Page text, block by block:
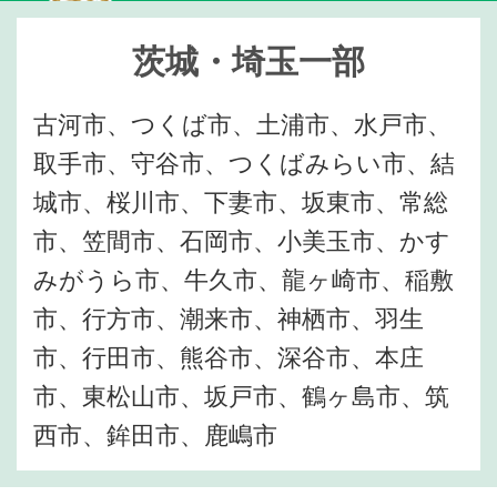
茨城・埼玉一部
古河市、つくば市、土浦市、水戸市、
取手市、守谷市、つくばみらい市、結
城市、桜川市、下妻市、坂東市、常総
市、笠間市、石岡市、小美玉市、かす
みがうら市、牛久市、龍ヶ崎市、稲敷
市、行方市、潮来市、神栖市、羽生
市、行田市、熊谷市、深谷市、本庄
市、東松山市、坂戸市、鶴ヶ島市、筑
西市、鉾田市、鹿嶋市